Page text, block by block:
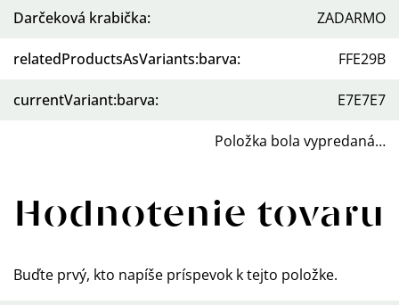
Darčeková krabička: ZADARMO
relatedProductsAsVariants:barva: FFE29B
currentVariant:barva: E7E7E7
Položka bola vypredaná…
Hodnotenie tovaru
Buďte prvý, kto napíše príspevok k tejto položke.